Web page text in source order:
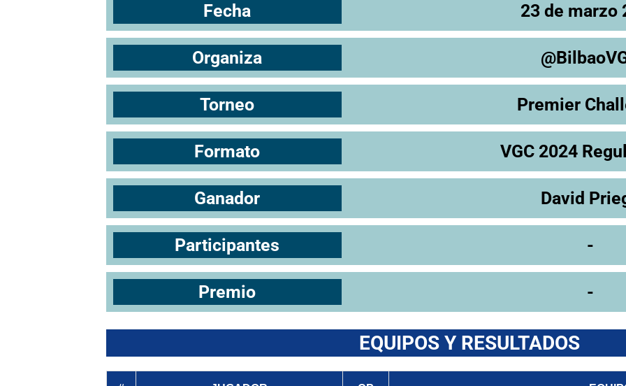
Fecha 23 de marzo
Organiza
Torneo Premier
Formato VGC 2024
Ganador David
Participantes -
Premio -
EQUIPOS Y RESULTADOS